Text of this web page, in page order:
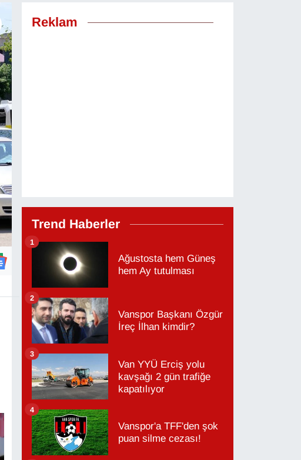
Reklam
Trend Haberler
Ağustosta hem Güneş
hem Ay tutulması
1
Vanspor Başkanı Özgür
İreç İlhan kimdir?
2
Van YYÜ Erciş yolu
kavşağı 2 gün trafiğe
kapatılıyor
3
Vanspor'a TFF'den şok
puan silme cezası!
4